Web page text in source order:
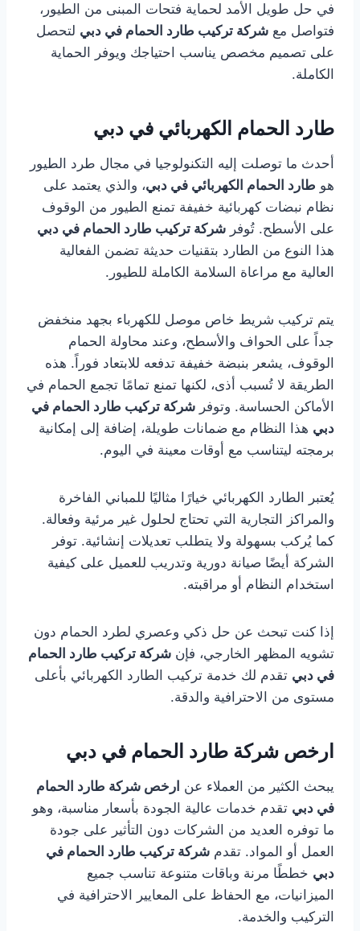
في حل طويل الأمد لحماية فتحات المبنى من الطيور،
فتواصل مع شركة تركيب طارد الحمام في دبي لتحصل
على تصميم مخصص يناسب احتياجك ويوفر الحماية
الكاملة.
طارد الحمام الكهربائي في دبي
أحدث ما توصلت إليه التكنولوجيا في مجال طرد الطيور
هو طارد الحمام الكهربائي في دبي، والذي يعتمد على
نظام نبضات كهربائية خفيفة تمنع الطيور من الوقوف
على الأسطح. تُوفر شركة تركيب طارد الحمام في دبي
هذا النوع من الطارد بتقنيات حديثة تضمن الفعالية
العالية مع مراعاة السلامة الكاملة للطيور.
يتم تركيب شريط خاص موصل للكهرباء بجهد منخفض
جداً على الحواف والأسطح، وعند محاولة الحمام
الوقوف، يشعر بنبضة خفيفة تدفعه للابتعاد فوراً. هذه
الطريقة لا تُسبب أذى، لكنها تمنع تمامًا تجمع الحمام في
الأماكن الحساسة. وتوفر شركة تركيب طارد الحمام في
دبي هذا النظام مع ضمانات طويلة، إضافة إلى إمكانية
برمجته ليتناسب مع أوقات معينة في اليوم.
يُعتبر الطارد الكهربائي خيارًا مثاليًا للمباني الفاخرة
والمراكز التجارية التي تحتاج لحلول غير مرئية وفعالة.
كما يُركب بسهولة ولا يتطلب تعديلات إنشائية. توفر
الشركة أيضًا صيانة دورية وتدريب للعميل على كيفية
استخدام النظام أو مراقبته.
إذا كنت تبحث عن حل ذكي وعصري لطرد الحمام دون
تشويه المظهر الخارجي، فإن شركة تركيب طارد الحمام
في دبي تقدم لك خدمة تركيب الطارد الكهربائي بأعلى
مستوى من الاحترافية والدقة.
ارخص شركة طارد الحمام في دبي
يبحث الكثير من العملاء عن ارخص شركة طارد الحمام
في دبي تقدم خدمات عالية الجودة بأسعار مناسبة، وهو
ما توفره العديد من الشركات دون التأثير على جودة
العمل أو المواد. تقدم شركة تركيب طارد الحمام في
دبي خططًا مرنة وباقات متنوعة تناسب جميع
الميزانيات، مع الحفاظ على المعايير الاحترافية في
التركيب والخدمة.